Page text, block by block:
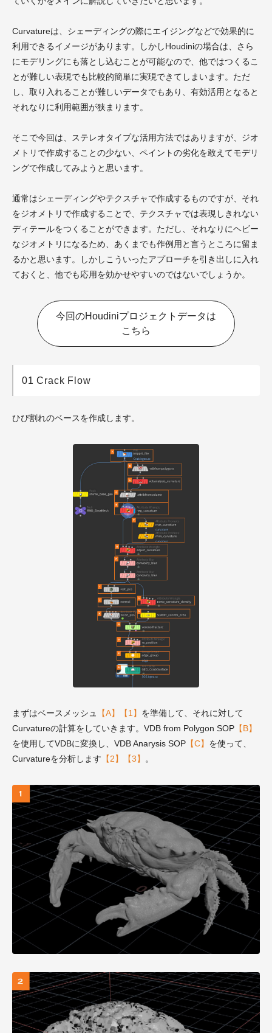
Curvatureは、シェーディングの際にエイジングなどで効果的に
利用できるイメージがあります。しかしHoudiniの場合は、さら
にモデリングにも落とし込むことが可能なので、他ではつくるこ
とが難しい表現でも比較的簡単に実現できてしまいます。ただ
し、取り入れることが難しいデータでもあり、有効活用となると
それなりに利用範囲が狭まります。
そこで今回は、ステレオタイプな活用方法ではありますが、ジオ
メトリで作成することの少ない、ペイントの劣化を敢えてモデリ
ングで作成してみようと思います。
通常はシェーディングやテクスチャで作成するものですが、それ
をジオメトリで作成することで、テクスチャでは表現しきれない
ディテールをつくることができます。ただし、それなりにヘビー
なジオメトリになるため、あくまでも作例用と言うところに留ま
るかと思います。しかしこういったアプローチを引き出しに入れ
ておくと、他でも応用を効かせやすいのではないでしょうか。
今回のHoudiniプロジェクトデータは
こちら
01 Crack Flow
ひび割れのベースを作成します。
まずはベースメッシュ 【A】【1】 を準備して、それに対して
Curvatureの計算をしていきます。VDB from Polygon SOP 【B】
を使用してVDBに変換し、VDB Anarysis SOP 【C】 を使って、
Curvatureを分析します 【2】【3】 。